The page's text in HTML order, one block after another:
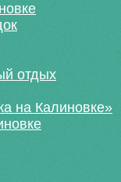
отдых
на Калиновке»